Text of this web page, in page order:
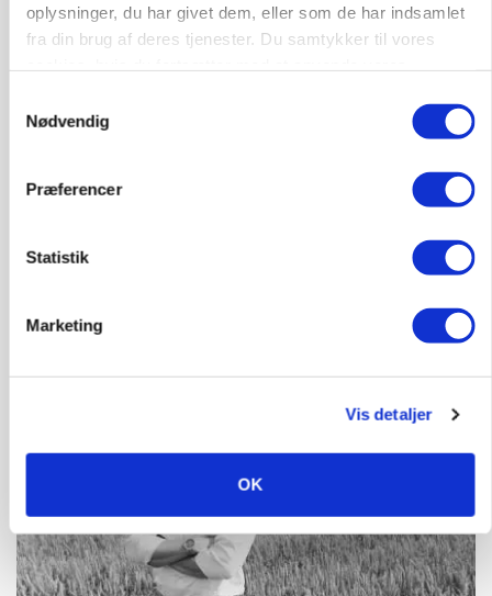
oplysninger, du har givet dem, eller som de har indsamlet
fra din brug af deres tjenester. Du samtykker til vores
Nødvendig
Præferencer
Statistik
Marketing
Vis detaljer
OK
Kalve
03. aug.
Leder til klimastald